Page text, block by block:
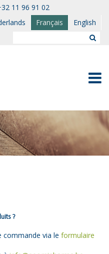
11 96 91 02
Français English
?
commande via le formulaire